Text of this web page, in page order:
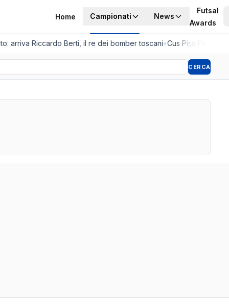
Home Campionati News
Futsal
Awards
arriva Riccardo Berti, il re dei bomber toscani•Cus Pisa
CERCA